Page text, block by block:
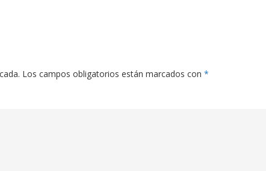
Los campos obligatorios están marcados con *